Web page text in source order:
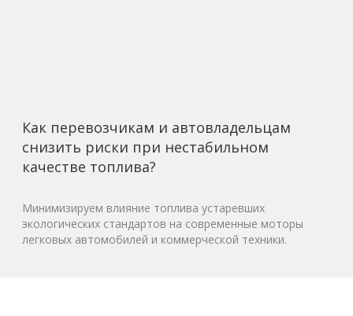
Как перевозчикам и автовладельцам
снизить риски при нестабильном
качестве топлива?
Минимизируем влияние топлива устаревших
экологических стандартов на современные моторы
легковых автомобилей и коммерческой техники.